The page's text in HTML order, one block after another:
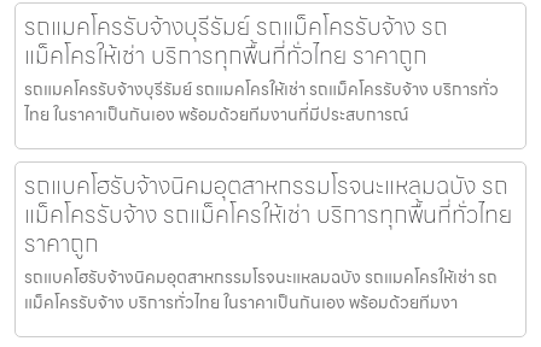
รถแมคโครรับจ้างบุรีรัมย์ รถแม็คโครรับจ้าง รถ
แม็คโครให้เช่า บริการทุกพื้นที่ทั่วไทย ราคาถูก
รถแมคโครรับจ้างบุรีรัมย์ รถแมคโครให้เช่า รถแม็คโครรับจ้าง บริการทั่ว
ไทย ในราคาเป็นกันเอง พร้อมด้วยทีมงานที่มีประสบการณ์
รถแบคโฮรับจ้างนิคมอุตสาหกรรมโรจนะแหลมฉบัง รถ
แม็คโครรับจ้าง รถแม็คโครให้เช่า บริการทุกพื้นที่ทั่วไทย
ราคาถูก
รถแบคโฮรับจ้างนิคมอุตสาหกรรมโรจนะแหลมฉบัง รถแมคโครให้เช่า รถ
แม็คโครรับจ้าง บริการทั่วไทย ในราคาเป็นกันเอง พร้อมด้วยทีมงา